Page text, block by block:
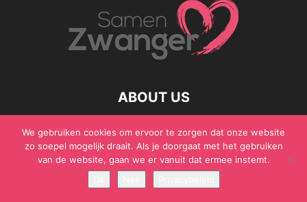
ABOUT US
© Samen Zwanger - Copyright - Gericht Media 2017 - 2021
We gebruiken cookies om ervoor te zorgen dat onze website
zo soepel mogelijk draait. Als je doorgaat met het gebruiken
van de website, gaan we er vanuit dat ermee instemt.